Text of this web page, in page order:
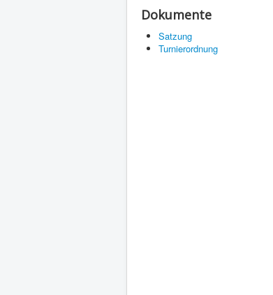
Dokumente
Satzung
Turnierordnung